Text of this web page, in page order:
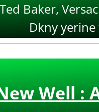
Baker,
Dkny
Well :